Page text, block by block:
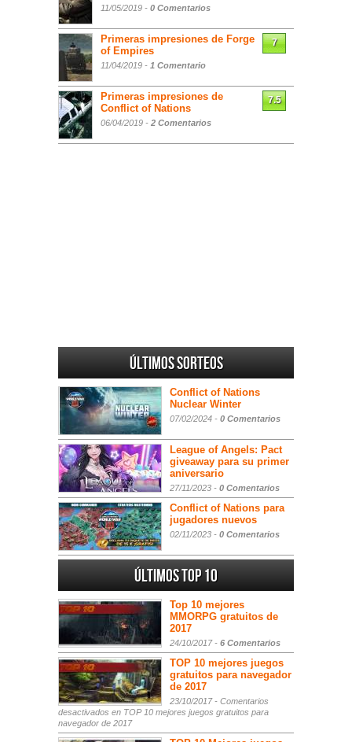
11/05/2019 - 0 Comentarios
Primeras impresiones de Forge
of Empires
11/04/2019 - 1 Comentario
7
Primeras impresiones de
Conflict of Nations
06/04/2019 - 2 Comentarios
7.5
Últimos sorteos
Conflict of Nations
Nuclear Winter
07/02/2024 - 0 Comentarios
League of Angels: Pact
giveaway para su primer
aniversario
27/11/2023 - 0 Comentarios
Conflict of Nations para
jugadores nuevos
02/11/2023 - 0 Comentarios
Últimos Top 10
Top 10 mejores
MMORPG gratuitos de
2017
24/10/2017 - 6 Comentarios
TOP 10 mejores juegos
gratuitos para navegador
de 2017
23/10/2017 - Comentarios
desactivados en TOP 10 mejores juegos gratuitos para
navegador de 2017